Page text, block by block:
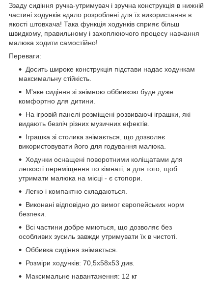
Ззаду сидіння ручка-утримувач і зручна конструкція в нижній
частині ходунків вдало розроблені для їх використання в
якості штовхача! Така функція ходунків сприяє більш
швидкому, правильному і захоплюючого процесу навчання
малюка ходити самостійно!
Переваги:
Досить широке конструкція підстави надає ходункам
максимальну стійкість.
М'яке сидіння зі знімною оббивкою буде дуже
комфортно для дитини.
На ігровій панелі розміщені розвиваючі іграшки, які
видають безліч різних музичних ефектів.
Іграшка зі столика знімається, що дозволяє
використовувати його для годування малюка.
Ходунки оснащені поворотними коліщатами для
легкості переміщення по кімнаті, а для того, щоб
утримати малюка на місці - є стопори.
Легко і компактно складаються.
Виконані відповідно до вимог європейських норм
безпеки.
Всі частини добре миються, що дозволяє без
особливих зусиль завжди утримувати їх в чистоті.
Оббивка сидіння знімається.
Розміри ходунків: 70,5х58х53 див.
Максимальне навантаження: 12 кг